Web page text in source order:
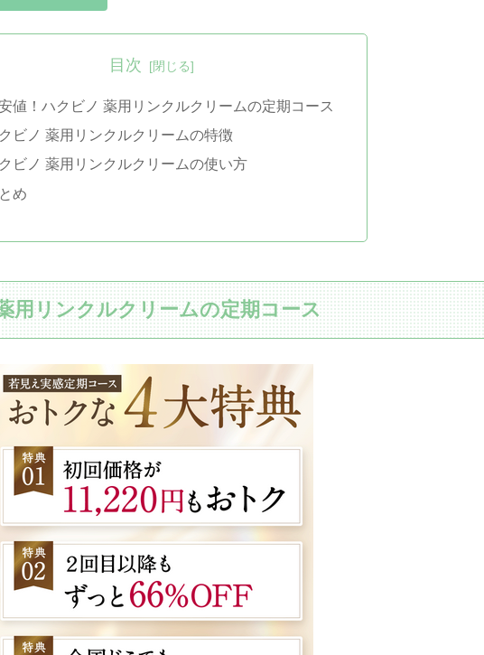
目次
値！ハクビノ 薬用リンクルクリームの定期コース
ビノ 薬用リンクルクリームの特徴
ビノ 薬用リンクルクリームの使い方
め
用リンクルクリームの定期コース